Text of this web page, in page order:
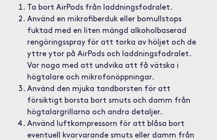
Ta bort AirPods från laddningsfodralet.
Använd en mikrofiberduk eller bomullstops
fuktad med en liten mängd alkoholbaserad
rengöringsspray för att torka av höljet och de
yttre ytor på AirPods och laddningsfodralet.
Var noga med att undvika att få vätska i
högtalare och mikrofonöppningar.
Använd den mjuka tandborsten för att
försiktigt borsta bort smuts och damm från
högtalargrillarna och andra detaljer.
Använd luftkompressorn för att blåsa bort
eventuell kvarvarande smuts eller damm från